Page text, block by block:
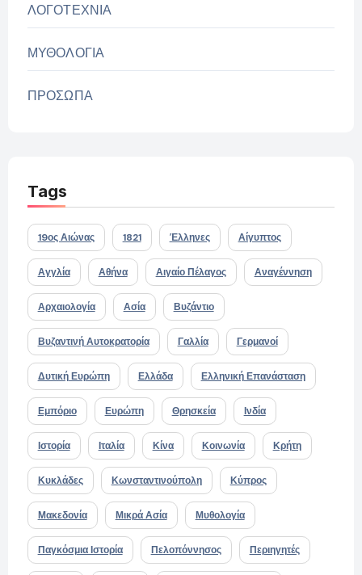
ΛΟΓΟΤΕΧΝΙΑ
ΜΥΘΟΛΟΓΙΑ
ΠΡΟΣΩΠΑ
Tags
19ος Αιώνας 1821 Έλληνες Αίγυπτος
Αγγλία Αθήνα Αιγαίο Πέλαγος Αναγέννηση
Αρχαιολογία Ασία Βυζάντιο
Βυζαντινή Αυτοκρατορία Γαλλία Γερμανοί
Δυτική Ευρώπη Ελλάδα Ελληνική Επανάσταση
Εμπόριο Ευρώπη Θρησκεία Ινδία
Ιστορία Ιταλία Κίνα Κοινωνία Κρήτη
Κυκλάδες Κωνσταντινούπολη Κύπρος
Μακεδονία Μικρά Ασία Μυθολογία
Παγκόσμια Ιστορία Πελοπόννησος Περιηγητές